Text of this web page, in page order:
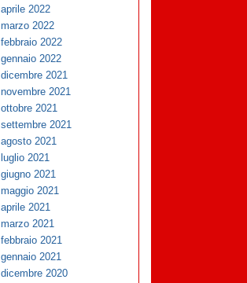
aprile 2022
marzo 2022
febbraio 2022
gennaio 2022
dicembre 2021
novembre 2021
ottobre 2021
settembre 2021
agosto 2021
luglio 2021
giugno 2021
maggio 2021
aprile 2021
marzo 2021
febbraio 2021
gennaio 2021
dicembre 2020